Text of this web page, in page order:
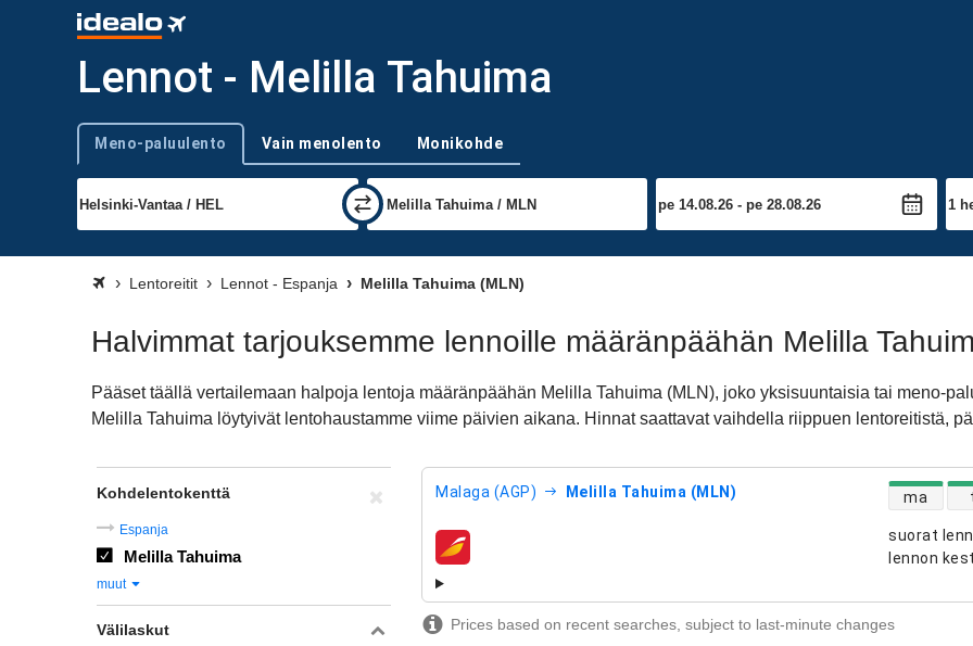
Lennot - Melilla Tahuima
Trip type
Meno-paluulento Vain menolento Monikohde
Lentoreitit Lennot - Espanja Melilla Tahuima (MLN)
Halvimmat tarjouksemme lennoille määränpäähän Melilla
Pääset täällä vertailemaan halpoja lentoja määränpäähän Melilla Tahuima (MLN), joko yksisuuntaisia tai meno-
Melilla Tahuima löytyivät lentohaustamme viime päivien aikana. Hinnat saattavat vaihdella riippuen lentoreitistä,
Malaga (AGP) Melilla Tahuima (MLN)
suorat
lennon
suorien
ma
lentoyhtiöt
Prices based on recent searches, subject to last-minute changes
Kohdelentokenttä
Espanja
Melilla Tahuima
muut
Välilaskut